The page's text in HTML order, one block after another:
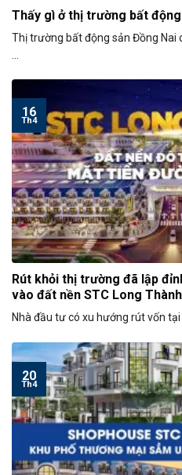
Thấy gì ở thị trường bất
Thị trường bất động sản Đồng Nai
...
Rút khỏi thị trường đã lập
vào đất nền STC Long Thành
Nhà đầu tư có xu hướng rút vốn
16
Th4
20
Th4